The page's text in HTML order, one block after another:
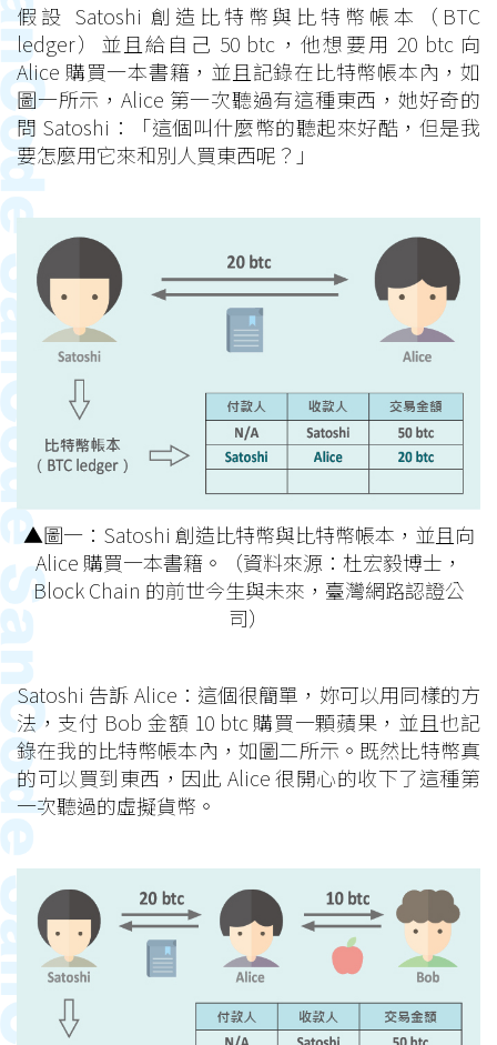
假設 Satoshi 創造比特幣與比特幣帳本（BTC
ledger）並且給自己 50 btc，他想要用 20 btc 向
Alice 購買一本書籍，並且記錄在比特幣帳本內，如
圖一所示，Alice 第一次聽過有這種東西，她好奇的
問 Satoshi：「這個叫什麼幣的聽起來好酷，但是我
要怎麼用它來和別人買東西呢？」
▲圖一：Satoshi 創造比特幣與比特幣帳本，並且向
Alice 購買一本書籍。（資料來源：杜宏毅博士，
Block Chain 的前世今生與未來，臺灣網路認證公
司）
Satoshi 告訴 Alice：這個很簡單，妳可以用同樣的方
法，支付 Bob 金額 10 btc 購買一顆蘋果，並且也記
錄在我的比特幣帳本內，如圖二所示。既然比特幣真
的可以買到東西，因此 Alice 很開心的收下了這種第
一次聽過的虛擬貨幣。